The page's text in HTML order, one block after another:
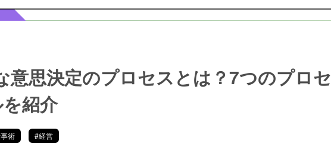
意思決定のプロセスとは？7つのプロセ
紹介
術 #経営